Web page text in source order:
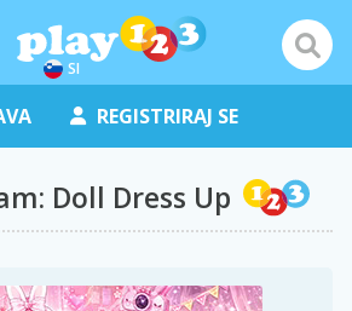
SI
REGISTRIRAJ SE
Doll Dress Up